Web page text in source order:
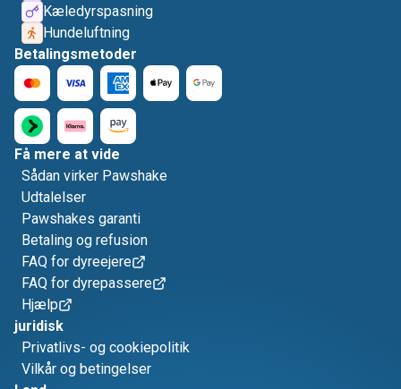
Kæledyrspasning
Hundeluftning
Betalingsmetoder
Få mere at vide
Sådan virker Pawshake
Udtalelser
Pawshakes garanti
Betaling og refusion
FAQ for dyreejere
FAQ for dyrepassere
Hjælp
juridisk
Privatlivs- og cookiepolitik
Vilkår og betingelser